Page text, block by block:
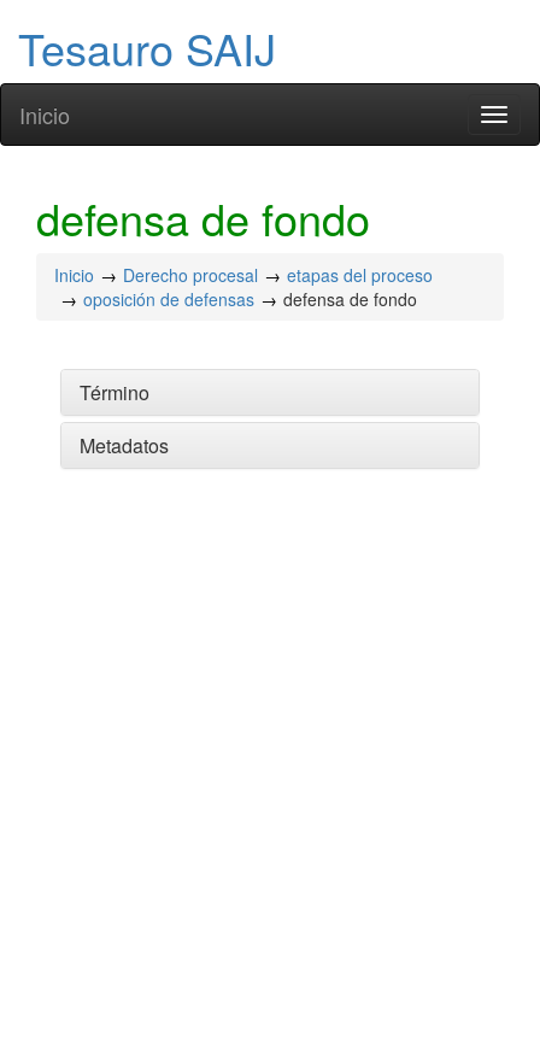
Tesauro SAIJ
Inicio
defensa de fondo
Inicio Derecho procesal
etapas del proceso
oposición de defensas
defensa de fondo
Término
Metadatos